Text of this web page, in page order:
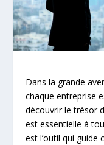
Dans la grande
chaque entreprise
découvrir le trésor
est essentielle à
est l’outil qui guide